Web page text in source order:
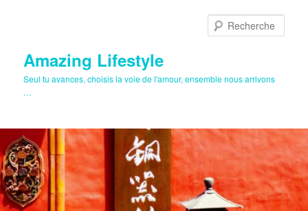
Amazing Lifestyle
Seul tu avances, choisis la voie de l'amour, ensemble nous arrivons
…